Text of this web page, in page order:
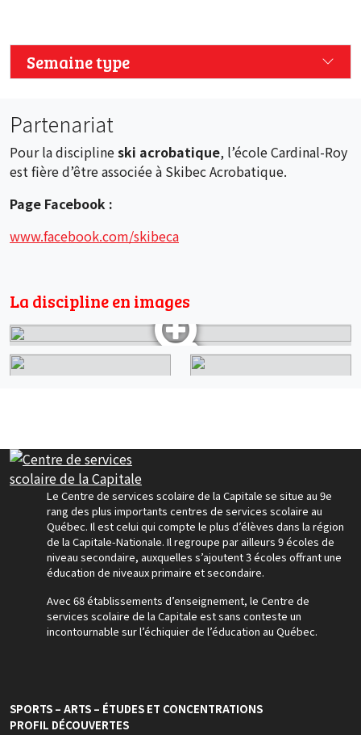
Semaine type
Partenariat
Pour la disciplineski acrobatique, l’école Cardinal-Roy
est fière d’être associée à Skibec Acrobatique.
Page Facebook :
www.facebook.com/skibeca
La discipline en images
Le Centre de services scolaire de la Capitale se situe au 9e
rang des plus importants centres de services scolaire au
Québec. Il est celui qui compte le plus d’élèves dans la région
de la Capitale-Nationale. Il regroupe par ailleurs 9 écoles de
niveau secondaire, auxquelles s’ajoutent 3 écoles offrant une
éducation de niveaux primaire et secondaire.
Avec 68 établissements d’enseignement, le Centre de
services scolaire de la Capitale est sans conteste un
incontournable sur l’échiquier de l’éducation au Québec.
SPORTS – ARTS – ÉTUDES ET CONCENTRATIONS
PROFIL DÉCOUVERTES